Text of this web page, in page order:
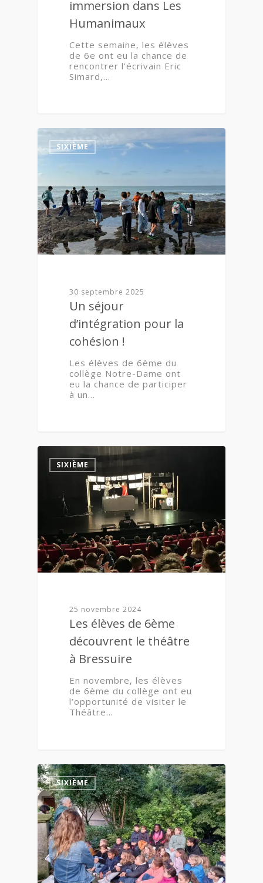
immersion dans Les
Humanimaux
Cette semaine, les élèves
de 6e ont eu la chance de
rencontrer l’écrivain Eric
Simard,…
SIXIÈME
30 septembre 2025
Un séjour
d’intégration pour la
cohésion !
Les élèves de 6ème du
collège Notre-Dame ont
eu la chance de participer
à un…
0
SIXIÈME
25 novembre 2024
Les élèves de 6ème
découvrent le théâtre
à Bressuire
En novembre, les élèves
de 6ème du collège ont eu
l’opportunité de visiter le
Théâtre…
SIXIÈME 0